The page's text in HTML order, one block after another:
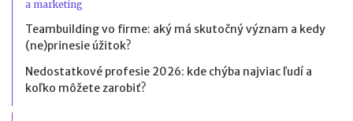
a marketing
Teambuilding vo firme: aký má skutočný význam a kedy
(ne)prinesie úžitok?
Nedostatkové profesie 2026: kde chýba najviac ľudí a
koľko môžete zarobiť?